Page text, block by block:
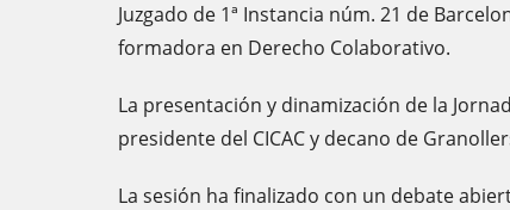
Juzgado de 1ª Instancia núm. 21 de
formadora en Derecho Colaborativo.
La presentación y dinamización de la
presidente del CICAC y decano de
La sesión ha finalizado con un debate